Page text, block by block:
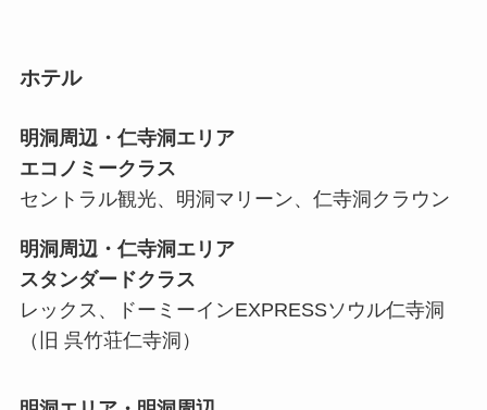
ホテル
明洞周辺・仁寺洞エリア
エコノミークラス
セントラル観光、明洞マリーン、仁寺洞クラウン
明洞周辺・仁寺洞エリア
スタンダードクラス
レックス、ドーミーインEXPRESSソウル仁寺洞
（旧 呉竹荘仁寺洞）